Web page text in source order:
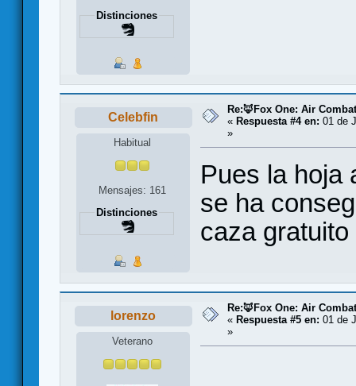
Distinciones
Celebfin
Habitual
Mensajes: 161
Distinciones
Re:🦊Fox One: Air
« Respuesta #4 en: 01 de
»
Pues la hoja
se ha
caza
lorenzo
Veterano
Re:🦊Fox One: Air
« Respuesta #5 en: 01 de
»